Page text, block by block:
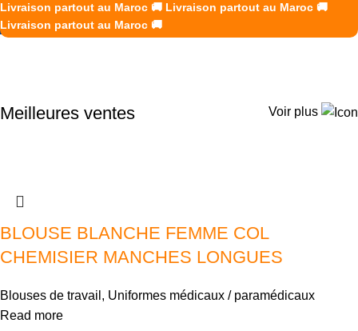
secteur d’activité.
Demander un devis
Livraison partout au Maroc 🚚 Livraison partout au Maroc 🚚
Livraison partout au Maroc 🚚
Meilleures ventes Voir plus
BLOUSE BLANCHE FEMME COL
CHEMISIER MANCHES LONGUES
Blouses de travail , Uniformes médicaux / paramédicaux
Read more